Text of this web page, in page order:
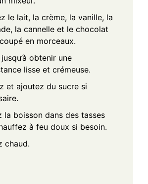
le lait, la crème, la vanille, la
la cannelle et le chocolat
en morceaux.
obtenir une
lisse et crémeuse.
et ajoutez du sucre si
la boisson dans des tasses
à feu doux si besoin.
chaud.